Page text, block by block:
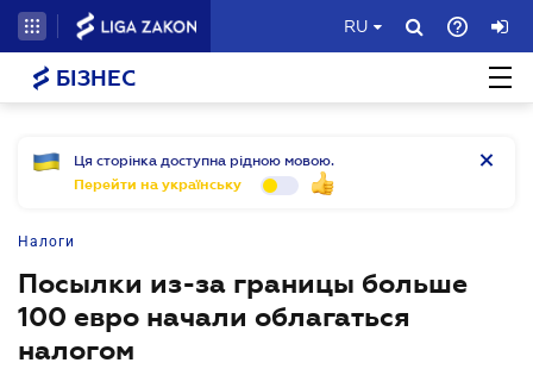
RU
БІЗНЕС
Ця сторінка доступна рідною мовою.
Перейти на українську
Налоги
Посылки из-за границы больше
100 евро начали облагаться
налогом